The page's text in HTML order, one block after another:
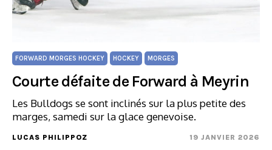
FORWARD MORGES HOCKEY HOCKEY MORGES
Courte défaite de Forward à Meyrin
Les Bulldogs se sont inclinés sur la plus petite des
marges, samedi sur la glace genevoise.
LUCAS PHILIPPOZ 19 JANVIER 2026